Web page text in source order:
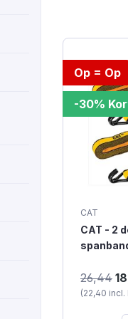
Op = Op
-30%
CAT
CAT - 2
1000 kg
" CAT –
J-haak –
x 2,5cm
26,44
(22,40 incl.